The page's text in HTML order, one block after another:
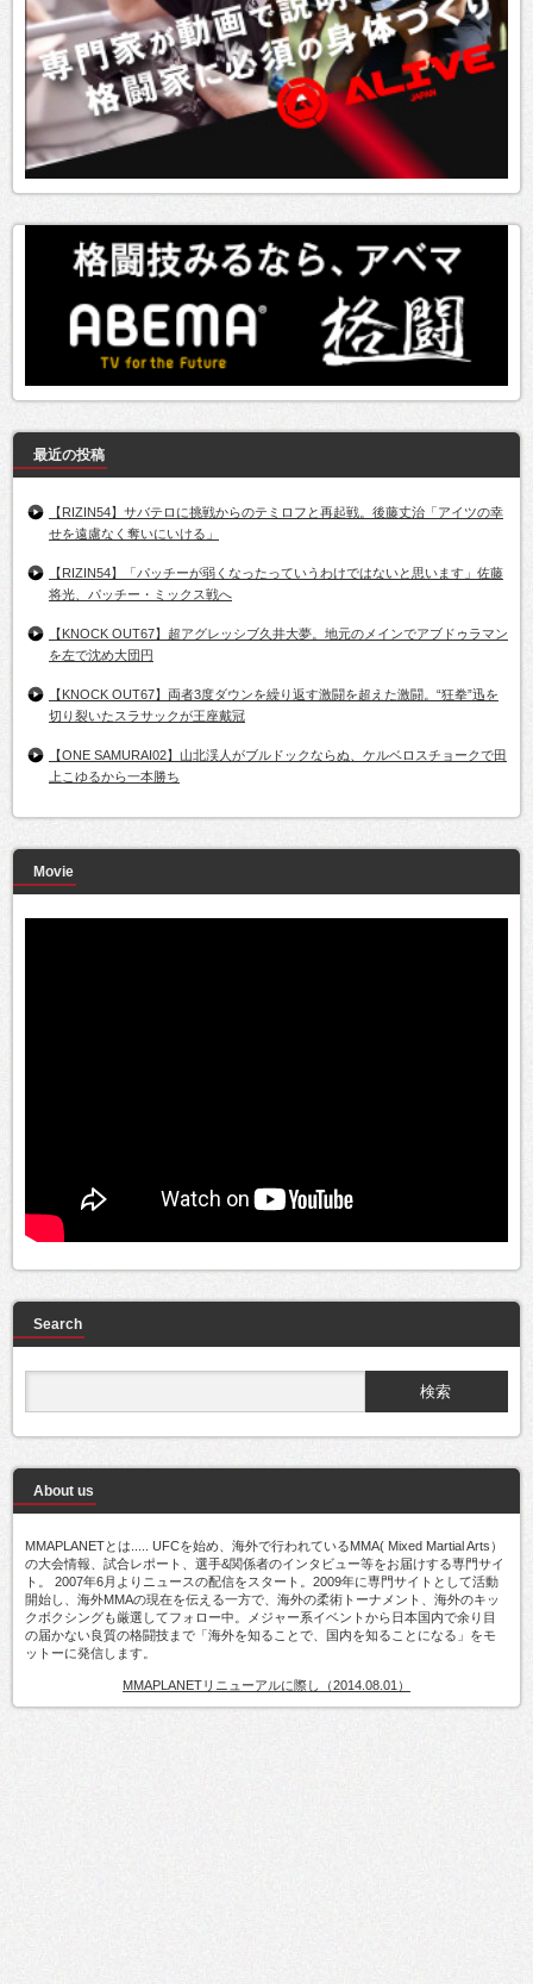
最近の投稿
【RIZIN54】サバテロに挑戦からのテミロフと再起戦。後藤丈治「アイツの幸
せを遠慮なく奪いにいける」
【RIZIN54】「パッチーが弱くなったっていうわけではないと思います」佐藤
将光、パッチー・ミックス戦へ
【KNOCK OUT67】超アグレッシブ久井大夢。地元のメインでアブドゥラマン
を左で沈め大団円
【KNOCK OUT67】両者3度ダウンを繰り返す激闘を超えた激闘。“狂拳”迅を
切り裂いたスラサックが王座戴冠
【ONE SAMURAI02】山北渓人がブルドックならぬ、ケルベロスチョークで田
上こゆるから一本勝ち
Movie
Search
About us
MMAPLANETとは..... UFCを始め、海外で行われているMMA( Mixed Martial Arts）
の大会情報、試合レポート、選手&関係者のインタビュー等をお届けする専門サイ
ト。 2007年6月よりニュースの配信をスタート。2009年に専門サイトとして活動
開始し、海外MMAの現在を伝える一方で、海外の柔術トーナメント、海外のキッ
クボクシングも厳選してフォロー中。メジャー系イベントから日本国内で余り目
の届かない良質の格闘技まで「海外を知ることで、国内を知ることになる」をモ
ットーに発信します。
MMAPLANETリニューアルに際し（2014.08.01）